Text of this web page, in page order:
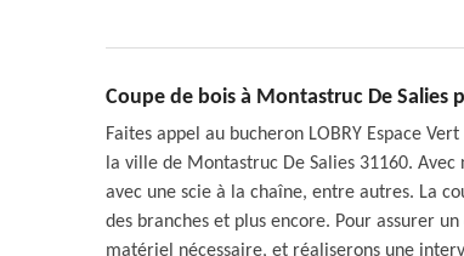
Coupe de bois à Montastruc De Salies
Faites appel au bucheron LOBRY Espace
la ville de Montastruc De Salies 31160.
avec une scie à la chaîne, entre autres. La
des branches et plus encore. Pour assurer
matériel nécessaire, et réaliserons une